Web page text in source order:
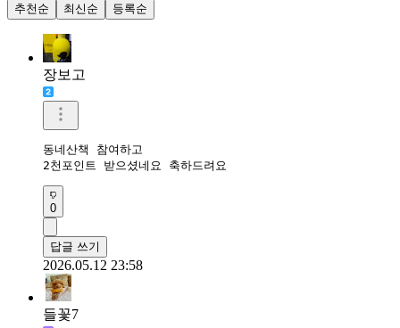
추천순
최신순 등록순
장보고
동네산책 참여하고
2천포인트 받으셨네요 축하드려요
0
답글 쓰기
2026.05.12 23:58
들꽃7